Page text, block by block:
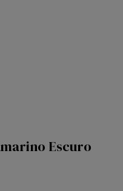
Escuro